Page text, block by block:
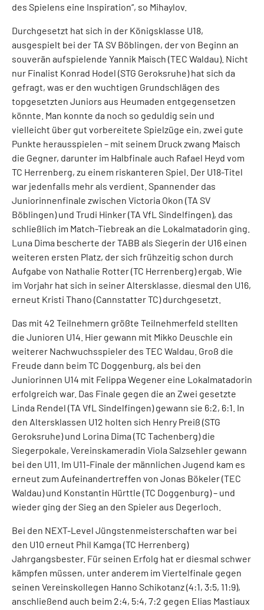
des Spielens eine Inspiration“, so Mihaylov.
Durchgesetzt hat sich in der Königsklasse U18,
ausgespielt bei der TA SV Böblingen, der von Beginn an
souverän aufspielende Yannik Maisch (TEC Waldau). Nicht
nur Finalist Konrad Hodel (STG Geroksruhe) hat sich da
gefragt, was er den wuchtigen Grundschlägen des
topgesetzten Juniors aus Heumaden entgegensetzen
könnte. Man konnte da noch so geduldig sein und
vielleicht über gut vorbereitete Spielzüge ein, zwei gute
Punkte herausspielen – mit seinem Druck zwang Maisch
die Gegner, darunter im Halbfinale auch Rafael Heyd vom
TC Herrenberg, zu einem riskanteren Spiel. Der U18-Titel
war jedenfalls mehr als verdient. Spannender das
Juniorinnenfinale zwischen Victoria Okon (TA SV
Böblingen) und Trudi Hinker (TA VfL Sindelfingen), das
schließlich im Match-Tiebreak an die Lokalmatadorin ging.
Luna Dima bescherte der TABB als Siegerin der U16 einen
weiteren ersten Platz, der sich frühzeitig schon durch
Aufgabe von Nathalie Rotter (TC Herrenberg) ergab. Wie
im Vorjahr hat sich in seiner Altersklasse, diesmal den U16,
erneut Kristi Thano (Cannstatter TC) durchgesetzt.
Das mit 42 Teilnehmern größte Teilnehmerfeld stellten
die Junioren U14. Hier gewann mit Mikko Deuschle ein
weiterer Nachwuchsspieler des TEC Waldau. Groß die
Freude dann beim TC Doggenburg, als bei den
Juniorinnen U14 mit Felippa Wegener eine Lokalmatadorin
erfolgreich war. Das Finale gegen die an Zwei gesetzte
Linda Rendel (TA VfL Sindelfingen) gewann sie 6:2, 6:1. In
den Altersklassen U12 holten sich Henry Preiß (STG
Geroksruhe) und Lorina Dima (TC Tachenberg) die
Siegerpokale, Vereinskameradin Viola Salzsehler gewann
bei den U11. Im U11-Finale der männlichen Jugend kam es
erneut zum Aufeinandertreffen von Jonas Bökeler (TEC
Waldau) und Konstantin Hürttle (TC Doggenburg) – und
wieder ging der Sieg an den Spieler aus Degerloch.
Bei den NEXT-Level Jüngstenmeisterschaften war bei
den U10 erneut Phil Kamga (TC Herrenberg)
Jahrgangsbester. Für seinen Erfolg hat er diesmal schwer
kämpfen müssen, unter anderem im Viertelfinale gegen
seinen Vereinskollegen Hanno Schikotanz (4:1, 3:5, 11:9),
anschließend auch beim 2:4, 5:4, 7:2 gegen Elias Mastiaux